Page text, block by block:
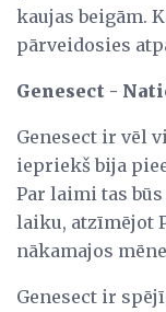
kaujas beigām.
pārveidosies
Genesect -
Genesect ir vēl
iepriekš bija
Par laimi tas
laiku, atzīmējot
nākamajos
Genesect ir